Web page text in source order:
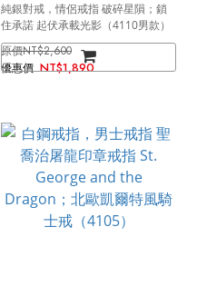
純銀對戒，情侶戒指 破碎星隕；鎖
住承諾 起伏承載光影（4110男款）
NT$2,600
NT$1,890